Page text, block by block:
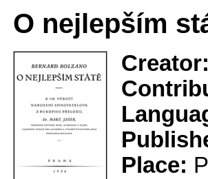
O nejlepším
Place: